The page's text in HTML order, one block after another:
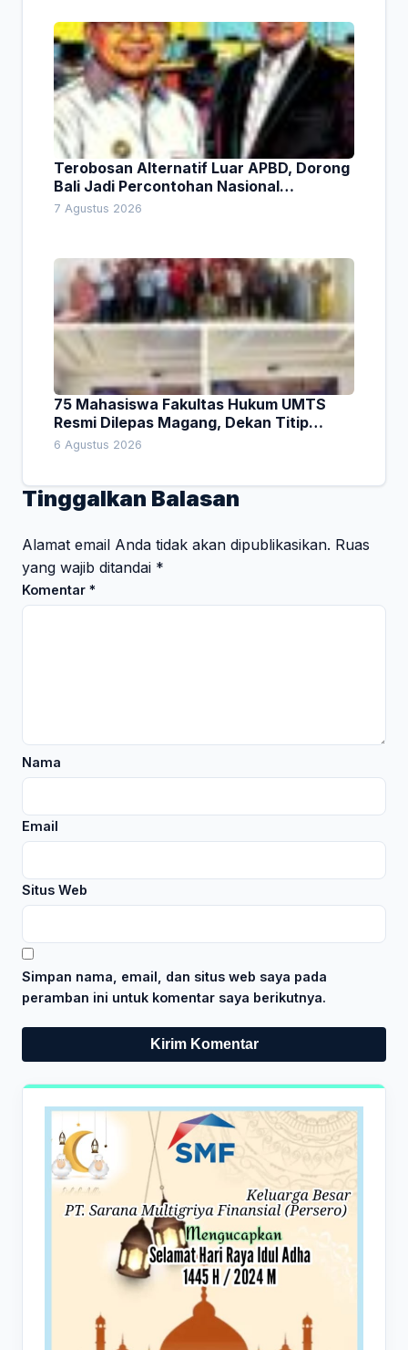
Terobosan Alternatif Luar APBD, Dorong
Bali Jadi Percontohan Nasional
Pembiayaan Daerah
7 Agustus 2026
75 Mahasiswa Fakultas Hukum UMTS
Resmi Dilepas Magang, Dekan Titip
Empat Pesan Penting
6 Agustus 2026
Tinggalkan Balasan
Alamat email Anda tidak akan dipublikasikan. Ruas
yang wajib ditandai *
Komentar *
Nama
Email
Situs Web
Simpan nama, email, dan situs web saya pada
peramban ini untuk komentar saya berikutnya.